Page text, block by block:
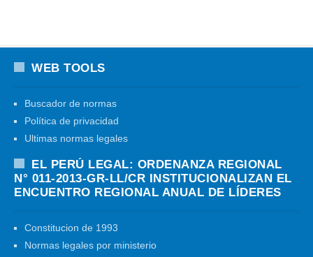
WEB TOOLS
Buscador de normas
Política de privacidad
Ultimas normas legales
EL PERÚ LEGAL: ORDENANZA REGIONAL
N° 011-2013-GR-LL/CR INSTITUCIONALIZAN EL
ENCUENTRO REGIONAL ANUAL DE LÍDERES
Constitucion de 1993
Normas legales por ministerio